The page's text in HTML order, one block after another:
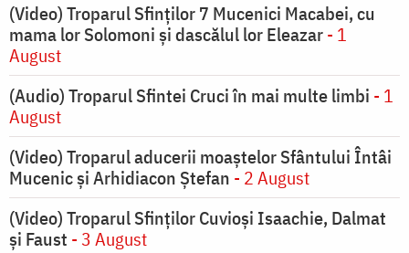
(Video) Troparul Sfinților 7 Mucenici Macabei, cu
mama lor Solomoni și dascălul lor Eleazar- 1
August
(Audio) Troparul Sfintei Cruci în mai multe limbi - 1
August
(Video) Troparul aducerii moaștelor Sfântului Întâi
Mucenic și Arhidiacon Ștefan - 2 August
(Video) Troparul Sfinților Cuvioși Isaachie, Dalmat
și Faust - 3 August